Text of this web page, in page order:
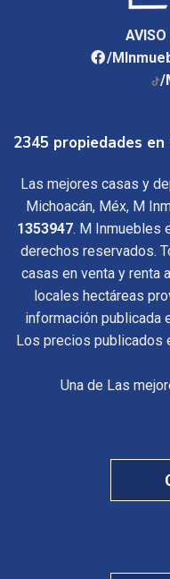
AVISO
/
/
2345 propiedades en
Las mejores casas y
Michoacán, Méx, M
1353947. M Inmuebles
derechos reservados.
casas en venta y renta
locales hectáreas
información publicada
Los precios publicados
Una de Las